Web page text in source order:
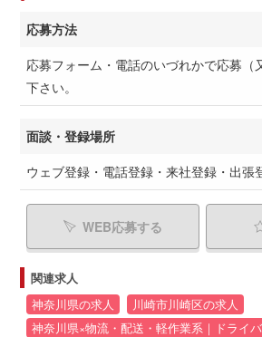
応募方法
応募フォーム・電話のいづれかで応募（
下さい。
面談・登録場所
ウェブ登録・電話登録・来社登録・出張
WEB応募する
関連求人
神奈川県の求人
川崎市川崎区の求人
神奈川県×物流・配送・軽作業系｜ドライ